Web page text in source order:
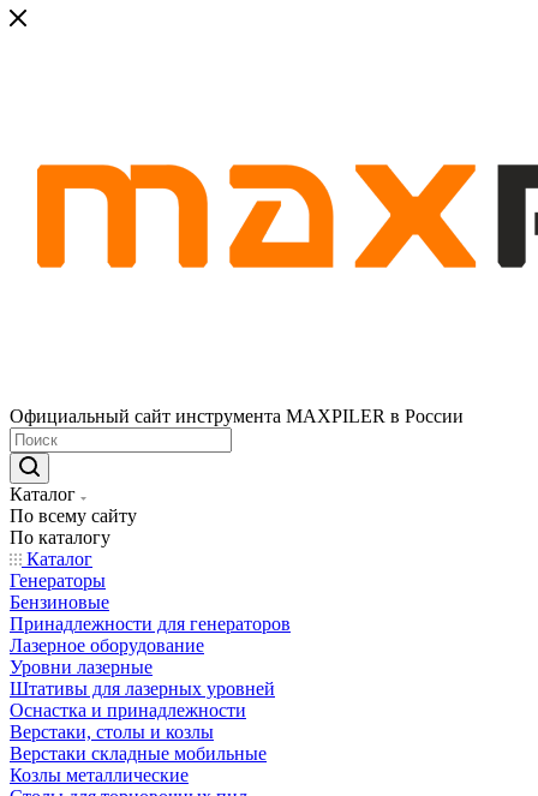
Официальный сайт инструмента MAXPILER в России
Каталог
По всему сайту
По каталогу
Каталог
Генераторы
Бензиновые
Принадлежности для генераторов
Лазерное оборудование
Уровни лазерные
Штативы для лазерных уровней
Оснастка и принадлежности
Верстаки, столы и козлы
Верстаки складные мобильные
Козлы металлические